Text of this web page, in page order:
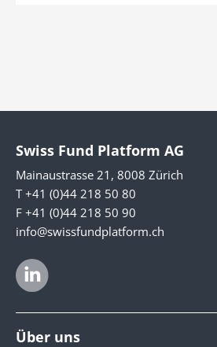
Swiss Fund Platform AG
Mainaustrasse 21, 8008 Zürich
T +41 (0)44 218 50 80
F +41 (0)44 218 50 90
info@swissfundplatform.ch
Über uns